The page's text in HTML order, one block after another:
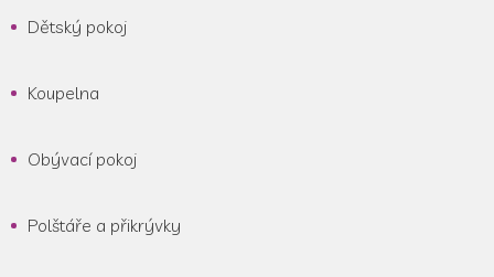
Dětský pokoj
Koupelna
Obývací pokoj
Polštáře a přikrývky